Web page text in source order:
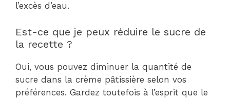
l’excès d’eau.
Est-ce que je peux réduire le sucre de
la recette ?
Oui, vous pouvez diminuer la quantité de
sucre dans la crème pâtissière selon vos
préférences. Gardez toutefois à l’esprit que le